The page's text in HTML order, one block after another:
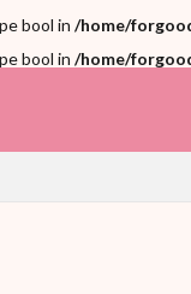
bool in /home/
bool in /home/